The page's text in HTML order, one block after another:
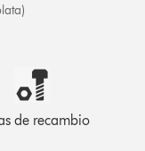
de recambio